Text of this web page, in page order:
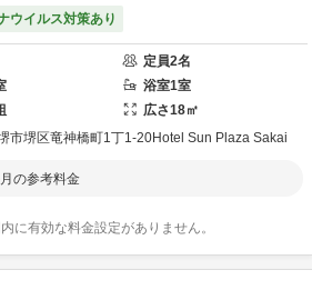
ウイルス対策あり
定員2名
浴室1室
広さ18㎡
市堺区竜神橋町1丁1-20Hotel Sun Plaza Sakai
の参考料金
に有効な料金設定がありません。